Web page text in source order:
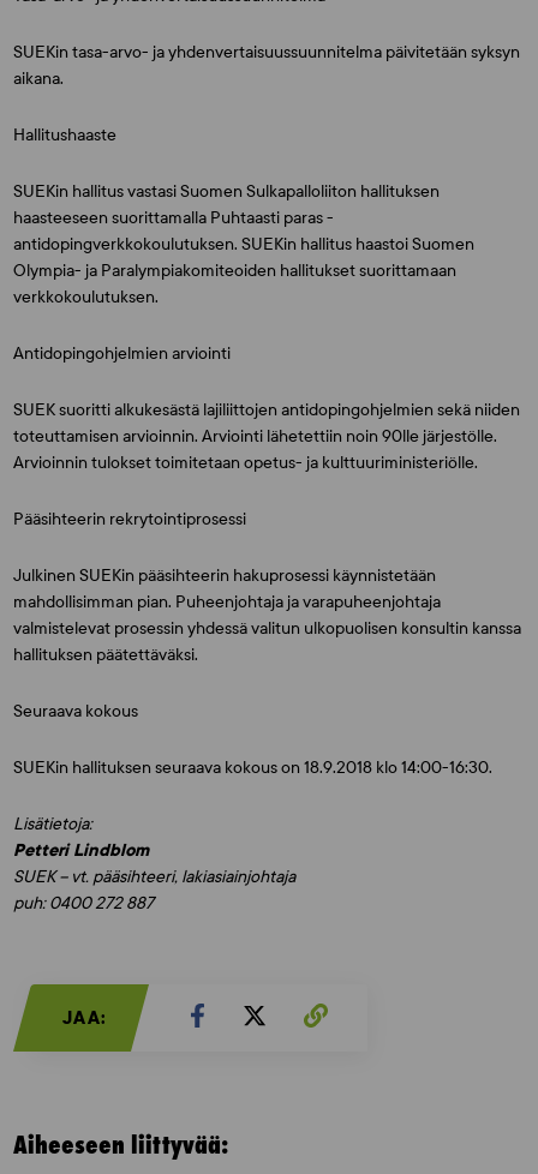
SUEKin tasa-arvo- ja yhdenvertaisuussuunnitelma päivitetään syksyn
aikana.
Hallitushaaste
SUEKin hallitus vastasi Suomen Sulkapalloliiton hallituksen
haasteeseen suorittamalla Puhtaasti paras -
antidopingverkkokoulutuksen. SUEKin hallitus haastoi Suomen
Olympia- ja Paralympiakomiteoiden hallitukset suorittamaan
verkkokoulutuksen.
Antidopingohjelmien arviointi
SUEK suoritti alkukesästä lajiliittojen antidopingohjelmien sekä niiden
toteuttamisen arvioinnin. Arviointi lähetettiin noin 90lle järjestölle.
Arvioinnin tulokset toimitetaan opetus- ja kulttuuriministeriölle.
Pääsihteerin rekrytointiprosessi
Julkinen SUEKin pääsihteerin hakuprosessi käynnistetään
mahdollisimman pian. Puheenjohtaja ja varapuheenjohtaja
valmistelevat prosessin yhdessä valitun ulkopuolisen konsultin kanssa
hallituksen päätettäväksi.
Seuraava kokous
SUEKin hallituksen seuraava kokous on 18.9.2018 klo 14:00-16:30.
Lisätietoja:
Petteri Lindblom
SUEK – vt. pääsihteeri, lakiasiainjohtaja
puh: 0400 272 887
JAA:
Aiheeseen liittyvää: